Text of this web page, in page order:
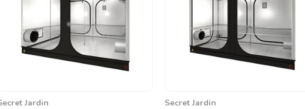
Jardin
Secret Jardin